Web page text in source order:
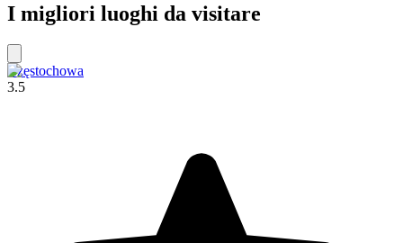
I migliori luoghi da visitare
Częstochowa
3.5